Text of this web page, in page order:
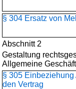
§ 304 Ersatz von
Abschnitt 2
Gestaltung
Allgemeine
§ 305
den Vertrag